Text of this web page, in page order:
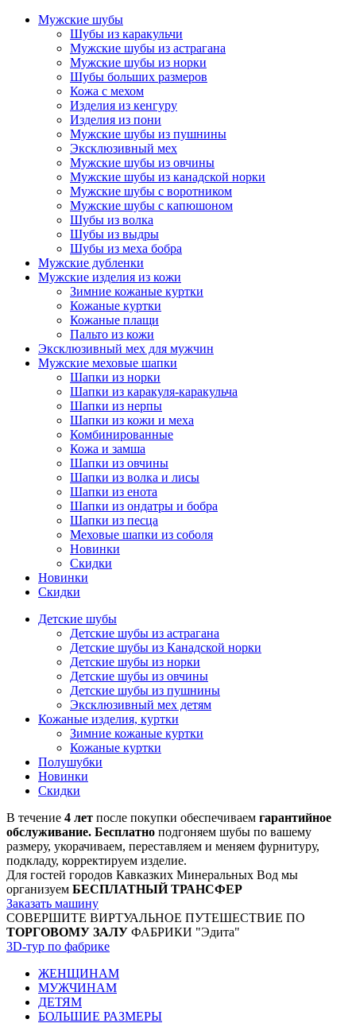
Мужские шубы
Шубы из каракульчи
Мужские шубы из астрагана
Мужские шубы из норки
Шубы больших размеров
Кожа с мехом
Изделия из кенгуру
Изделия из пони
Мужские шубы из пушнины
Эксклюзивный мех
Мужские шубы из овчины
Мужские шубы из канадской норки
Мужские шубы с воротником
Мужские шубы с капюшоном
Шубы из волка
Шубы из выдры
Шубы из меха бобра
Мужские дубленки
Мужские изделия из кожи
Зимние кожаные куртки
Кожаные куртки
Кожаные плащи
Пальто из кожи
Эксклюзивный мех для мужчин
Мужские меховые шапки
Шапки из норки
Шапки из каракуля-каракульча
Шапки из нерпы
Шапки из кожи и меха
Комбинированные
Кожа и замша
Шапки из овчины
Шапки из волка и лисы
Шапки из енота
Шапки из ондатры и бобра
Шапки из песца
Меховые шапки из соболя
Новинки
Скидки
Новинки
Скидки
Детские шубы
Детские шубы из астрагана
Детские шубы из Канадской норки
Детские шубы из норки
Детские шубы из овчины
Детские шубы из пушнины
Эксклюзивный мех детям
Кожаные изделия, куртки
Зимние кожаные куртки
Кожаные куртки
Полушубки
Новинки
Скидки
В течение 4 лет после покупки обеспечиваем гарантийное
обслуживание. Бесплатно подгоняем шубы по вашему
размеру, укорачиваем, переставляем и меняем фурнитуру,
подкладу, корректируем изделие.
Для гостей городов Кавказких Минеральных Вод мы
организуем БЕСПЛАТНЫЙ ТРАНСФЕР
Заказать машину
СОВЕРШИТЕ ВИРТУАЛЬНОЕ ПУТЕШЕСТВИЕ ПО
ТОРГОВОМУ ЗАЛУ ФАБРИКИ "Эдита"
3D-тур по фабрике
ЖЕНЩИНАМ
МУЖЧИНАМ
ДЕТЯМ
БОЛЬШИЕ РАЗМЕРЫ